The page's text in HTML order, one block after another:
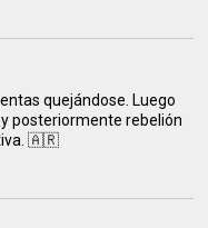
quejándose. Luego
posteriormente rebelión
🇦🇷